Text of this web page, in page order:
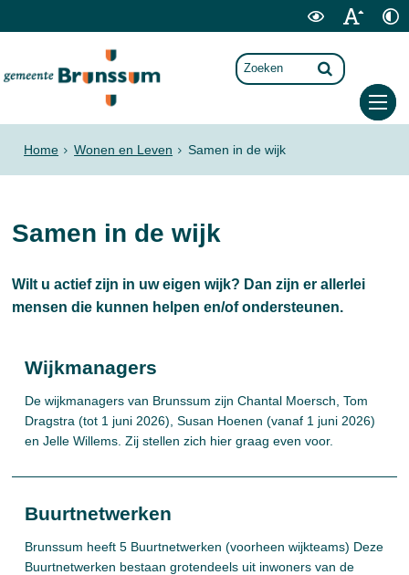
Home Wonen en Leven Samen in de wijk
Samen in de wijk
Wilt u actief zijn in uw eigen wijk? Dan zijn er allerlei
mensen die kunnen helpen en/of ondersteunen.
Wijkmanagers
De wijkmanagers van Brunssum zijn Chantal Moersch, Tom
Dragstra (tot 1 juni 2026), Susan Hoenen (vanaf 1 juni 2026)
en Jelle Willems. Zij stellen zich hier graag even voor.
Buurtnetwerken
Brunssum heeft 5 Buurtnetwerken (voorheen wijkteams) Deze
Buurtnetwerken bestaan grotendeels uit inwoners van de